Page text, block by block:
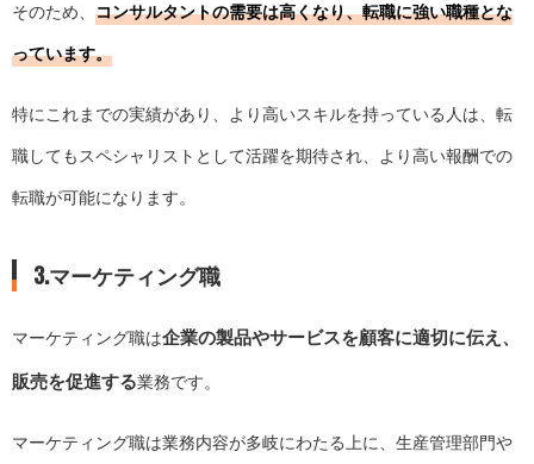
そのため、 コンサルタントの需要は高くなり、転職に強い職種とな
っています。
特にこれまでの実績があり、より高いスキルを持っている人は、転
職してもスペシャリストとして活躍を期待され、より高い報酬での
転職が可能になります。
3.マーケティング職
マーケティング職は企業の製品やサービスを顧客に適切に伝え、
販売を促進する業務です。
マーケティング職は業務内容が多岐にわたる上に、生産管理部門や